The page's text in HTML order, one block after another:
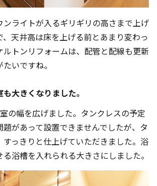
ンライトが入るギリギリの高さまで上げ
天井高は床を上げる前とあまり変わっ
ルトンリフォームは、配管と配線も更新
いですね。
大きくなりました。
の幅を広げました。タンクレスの予定
があって設置できませんでしたが、タ
すっきりと仕上げていただきました。浴
浴槽を入れられる大きさにしました。